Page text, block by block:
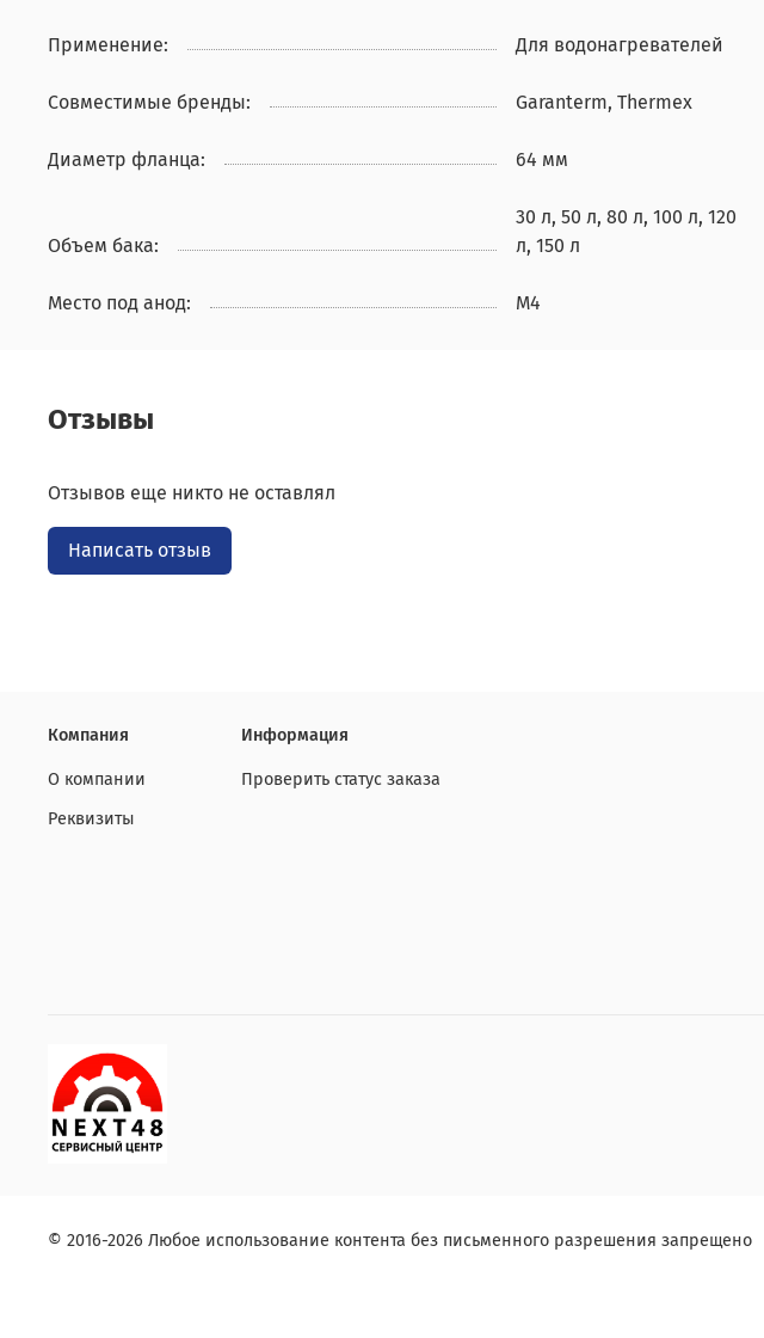
Применение: Для водонагревателей
Совместимые бренды: Garanterm, Thermex
Диаметр фланца: 64 мм
Объем бака:
30 л, 50 л, 80 л, 100 л, 120
л, 150 л
Место под анод: М4
Отзывы
Отзывов еще никто не оставлял
Написать отзыв
Компания
О компании
Реквизиты
Информация
Проверить статус заказа
© 2016-2026 Любое использование контента без письменного разрешения запрещено